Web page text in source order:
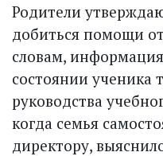
Родители
добиться помощи
словам,
состоянии ученика
руководства
когда семья
директору,